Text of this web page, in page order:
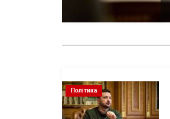
Політика